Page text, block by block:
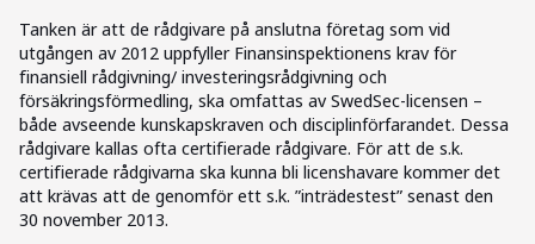
Tanken är att de rådgivare på anslutna företag som vid
utgången av 2012 uppfyller Finansinspektionens krav för
finansiell rådgivning/ investeringsrådgivning och
försäkringsförmedling, ska omfattas av SwedSec-licensen –
både avseende kunskapskraven och disciplinförfarandet. Dessa
rådgivare kallas ofta certifierade rådgivare. För att de s.k.
certifierade rådgivarna ska kunna bli licenshavare kommer det
att krävas att de genomför ett s.k. ”inträdestest” senast den
30 november 2013.